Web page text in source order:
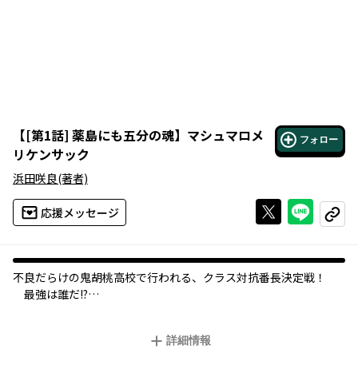
【[第1話] 薬島にも五分の魂】 マシュマロメ
リケンサック
フォロー
浜田咲良(著者)
応援メッセージ Xで投稿する
ライン
コピー
不良だらけの鬼胡桃高校で行われる、クラス対抗番長決定戦！
最強は誰だ!?
詳細情報